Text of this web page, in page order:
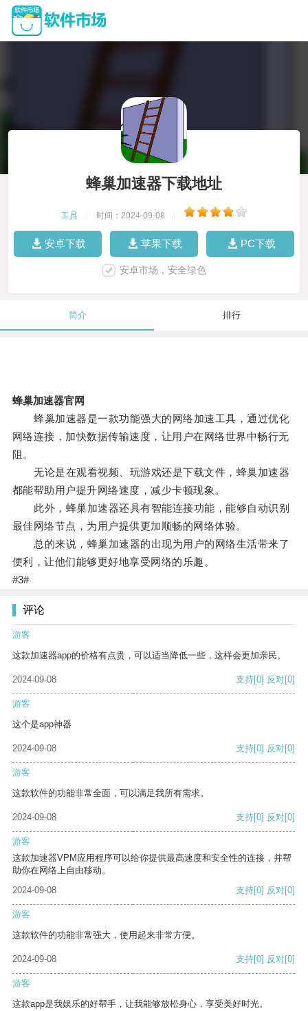
蜂巢加速器下载地址
工具 时间：2024-09-08
安卓下载 苹果下载 PC下载
安卓市场，安全绿色
简介 排行
蜂巢加速器官网
蜂巢加速器是一款功能强大的网络加速工具，通过优化
网络连接，加快数据传输速度，让用户在网络世界中畅行无
阻。
无论是在观看视频、玩游戏还是下载文件，蜂巢加速器
都能帮助用户提升网络速度，减少卡顿现象。
此外，蜂巢加速器还具有智能连接功能，能够自动识别
最佳网络节点，为用户提供更加顺畅的网络体验。
总的来说，蜂巢加速器的出现为用户的网络生活带来了
便利，让他们能够更好地享受网络的乐趣。
#3#
评论
游客
这款加速器app的价格有点贵，可以适当降低一些，这样会更加亲民。
2024-09-08 支持[0] 反对[0]
游客
这个是app神器
2024-09-08 支持[0] 反对[0]
游客
这款软件的功能非常全面，可以满足我所有需求。
2024-09-08 支持[0] 反对[0]
游客
这款加速器VPM应用程序可以给你提供最高速度和安全性的连接，并帮
助你在网络上自由移动。
2024-09-08
支持[0] 反对[0]
游客
这款软件的功能非常强大，使用起来非常方便。
2024-09-08 支持[0] 反对[0]
游客
这款app是我娱乐的好帮手，让我能够放松身心，享受美好时光。